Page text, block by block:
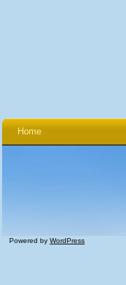
Home
Powered by WordPress